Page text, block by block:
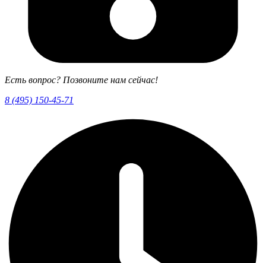
Есть вопрос? Позвоните нам сейчас!
8 (495) 150-45-71